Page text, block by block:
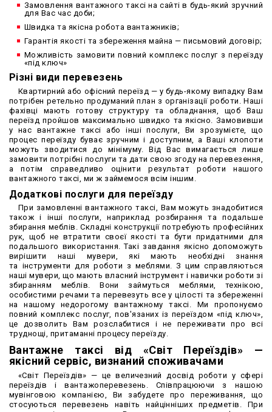
Замовлення вантажного таксі на сайті в будь-який зручний
для Вас час доби;
Швидка та якісна робота вантажників;
Гарантія якості та збереження майна — письмовий договір;
Можливість замовити повний комплекс послуг з переїзду
«під ключ»
Різні види перевезень
Квартирний або офісний переїзд — у будь-якому випадку Вам
потрібен ретельно продуманий план з організації роботи. Наші
фахівці мають готову структуру та обладнання, щоб Ваш
переїзд пройшов максимально швидко та якісно. Замовивши
у нас вантажне таксі або інші послуги, Ви зрозумієте, що
процес переїзду буває зручним і доступним, а Ваші клопоти
можуть зводитися до мінімуму. Від Вас вимагається лише
замовити потрібні послуги та дати свою згоду на перевезення,
а потім справедливо оцінити результат роботи нашого
вантажного таксі, ми ж займемося всім іншим.
Додаткові послуги для переїзду
При замовленні вантажного таксі, Вам можуть знадобитися
також і інші послуги, наприклад розбирання та подальше
збирання меблів. Складні конструкції потребують професійних
рук, щоб не втратити своєї якості та бути придатними для
подальшого використання. Такі завдання якісно допоможуть
вирішити наші мувери, які мають необхідні знання
та інструменти для роботи з меблями. З цим справляються
наші мувери, що мають власний інструмент і навички роботи зі
збиранням меблів. Вони займуться меблями, технікою,
особистими речами та перевезуть все у цілості та збереженні
на нашому недорогому вантажному таксі. Ми пропонуємо
повний комплекс послуг, пов'язаних із переїздом «під ключ»,
це дозволить Вам розслабитися і не переживати про всі
труднощі, притаманні процесу переїзду.
Вантажне таксі від «Світ Переїздів» —
якісний сервіс, визнаний споживачами
«Світ Переїздів» — це величезний досвід роботи у сфері
переїздів і вантажоперевезень. Співпрацюючи з нашою
мувінговою компанією, Ви забудете про переживання, що
стосуються перевезень навіть найцінніших предметів. При